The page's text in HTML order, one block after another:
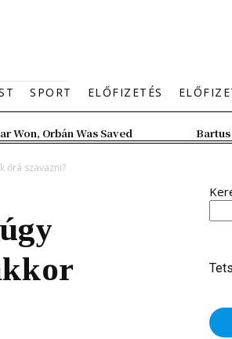
SPORT ELŐFIZETÉS
Won, Orbán Was Saved
őrá szavazni?